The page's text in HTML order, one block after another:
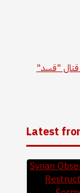
قتال "قسد"
Latest